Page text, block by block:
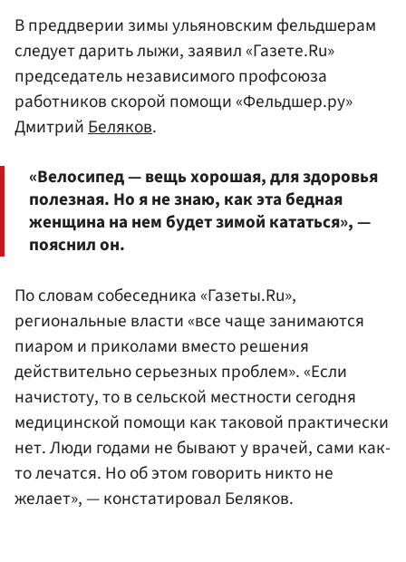
В преддверии зимы ульяновским фельдшерам
следует дарить лыжи, заявил «Газете.Ru»
председатель независимого профсоюза
работников скорой помощи «Фельдшер.ру»
ДмитрийБеляков.
«Велосипед — вещь хорошая, для здоровья
полезная. Но я не знаю, как эта бедная
женщина на нем будет зимой кататься», —
пояснил он.
По словам собеседника «Газеты.Ru»,
региональные власти «все чаще занимаются
пиаром и приколами вместо решения
действительно серьезных проблем». «Если
начистоту, то в сельской местности сегодня
медицинской помощи как таковой практически
нет. Люди годами не бывают у врачей, сами как-
то лечатся. Но об этом говорить никто не
желает», — констатировал Беляков.